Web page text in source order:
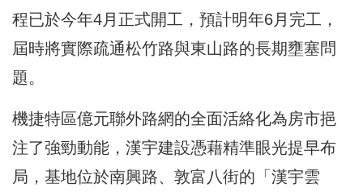
程已於今年4月正式開工，預計明年6月完工，
屆時將實際疏通松竹路與東山路的長期壅塞問
題。
機捷特區億元聯外路網的全面活絡化為房市挹
注了強勁動能，漢宇建設憑藉精準眼光提早布
局，基地位於南興路、敦富八街的「漢宇雲